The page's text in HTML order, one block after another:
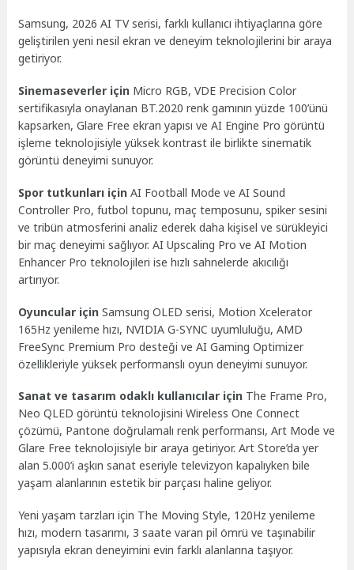
Samsung, 2026 AI TV serisi, farklı kullanıcı ihtiyaçlarına göre
geliştirilen yeni nesil ekran ve deneyim teknolojilerini bir araya
getiriyor.
Sinemaseverler için Micro RGB, VDE Precision Color
sertifikasıyla onaylanan BT.2020 renk gamının yüzde 100’ünü
kapsarken, Glare Free ekran yapısı ve AI Engine Pro görüntü
işleme teknolojisiyle yüksek kontrast ile birlikte sinematik
görüntü deneyimi sunuyor.
Spor tutkunları için AI Football Mode ve AI Sound
Controller Pro, futbol topunu, maç temposunu, spiker sesini
ve tribün atmosferini analiz ederek daha kişisel ve sürükleyici
bir maç deneyimi sağlıyor. AI Upscaling Pro ve AI Motion
Enhancer Pro teknolojileri ise hızlı sahnelerde akıcılığı
artırıyor.
Oyuncular için Samsung OLED serisi, Motion Xcelerator
165Hz yenileme hızı, NVIDIA G-SYNC uyumluluğu, AMD
FreeSync Premium Pro desteği ve AI Gaming Optimizer
özellikleriyle yüksek performanslı oyun deneyimi sunuyor.
Sanat ve tasarım odaklı kullanıcılar için The Frame Pro,
Neo QLED görüntü teknolojisini Wireless One Connect
çözümü, Pantone doğrulamalı renk performansı, Art Mode ve
Glare Free teknolojisiyle bir araya getiriyor. Art Store’da yer
alan 5.000’i aşkın sanat eseriyle televizyon kapalıyken bile
yaşam alanlarının estetik bir parçası haline geliyor.
Yeni yaşam tarzları için The Moving Style, 120Hz yenileme
hızı, modern tasarımı, 3 saate varan pil ömrü ve taşınabilir
yapısıyla ekran deneyimini evin farklı alanlarına taşıyor.